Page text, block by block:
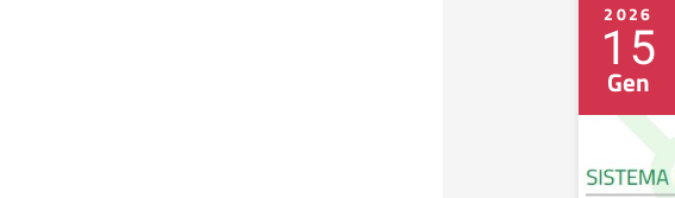
2026
15
Gen